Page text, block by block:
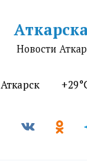
Новости
Аткарск